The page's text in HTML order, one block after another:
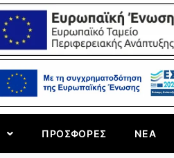
ΠΡΟΣΦΟΡΈΣ ΝΈΑ